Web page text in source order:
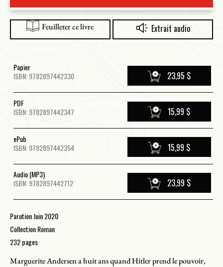
Feuilleter ce livre Extrait audio
Papier
ISBN: 9782897442330
23,95 $
PDF
ISBN: 9782897442347
15,99 $
ePub
ISBN: 9782897442354
15,99 $
Audio (MP3)
ISBN: 9782897442712
23,99 $
Parution Juin 2020
Collection Roman
232 pages
Marguerite Andersen a huit ans quand Hitler prend le pouvoir,